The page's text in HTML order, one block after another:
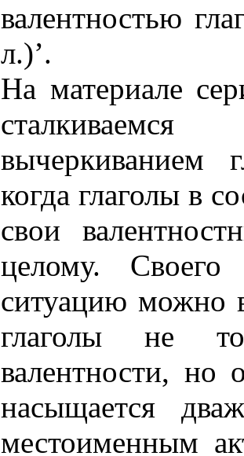
валентностью
л.)’.
На материале
вычеркиванием
когда глаголы в
свои
целому. Своего
ситуацию можно
глаголы не
валентности, но
насыщается
местоименным